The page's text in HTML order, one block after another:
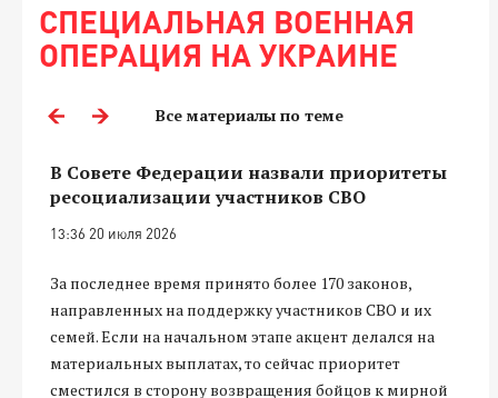
СПЕЦИАЛЬНАЯ ВОЕННАЯ
ОПЕРАЦИЯ НА УКРАИНЕ
Все материалы по теме
В Совете Федерации назвали приоритеты
ресоциализации участников СВО
13:36 20 июля 2026
За последнее время принято более 170 законов,
направленных на поддержку участников СВО и их
семей. Если на начальном этапе акцент делался на
материальных выплатах, то сейчас приоритет
сместился в сторону возвращения бойцов к мирной